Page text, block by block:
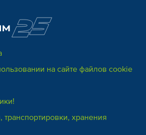
на сайте файлов cookie
хранения